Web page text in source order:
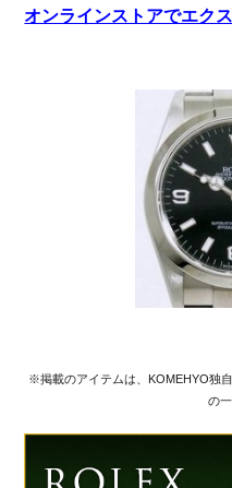
オンラインストアでエク
※掲載のアイテムは、KOMEHYO独
の一